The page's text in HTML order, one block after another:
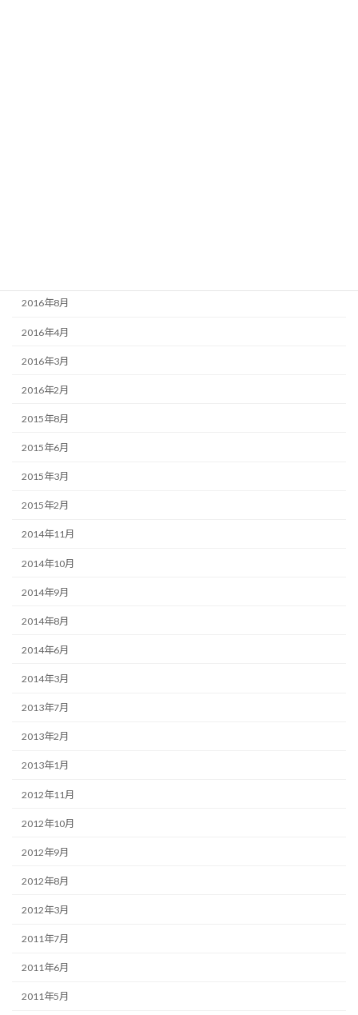
2016年8月
2016年4月
2016年3月
2016年2月
2015年8月
2015年6月
2015年3月
2015年2月
2014年11月
2014年10月
2014年9月
2014年8月
2014年6月
2014年3月
2013年7月
2013年2月
2013年1月
2012年11月
2012年10月
2012年9月
2012年8月
2012年3月
2011年7月
2011年6月
2011年5月